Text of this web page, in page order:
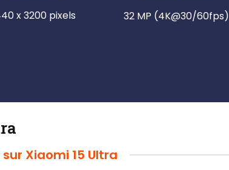
x 3200 pixels
32 MP (4K@30/60fps)
Xiaomi 15 Ultra